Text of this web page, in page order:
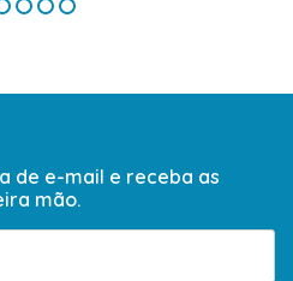
de e-mail e receba as
mão.